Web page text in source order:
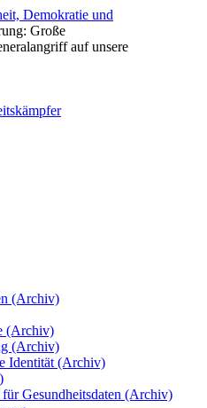
Demokratie und
Große
auf unsere
(Archiv)
(Archiv)
(Archiv)
Identität (Archiv)
Gesundheitsdaten (Archiv)